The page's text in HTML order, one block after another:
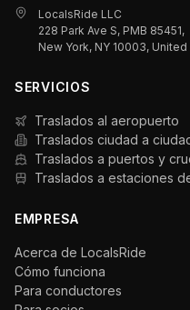
LocalsRide LLC
228 Park Ave S, PMB 85451,
New York, NY 10003,
SERVICIOS
Traslados al aeropuerto
Traslados ciudad a
Traslados a puertos y
Traslados a estaciones
EMPRESA
Acerca de LocalsRide
Cómo funciona
Para conductores